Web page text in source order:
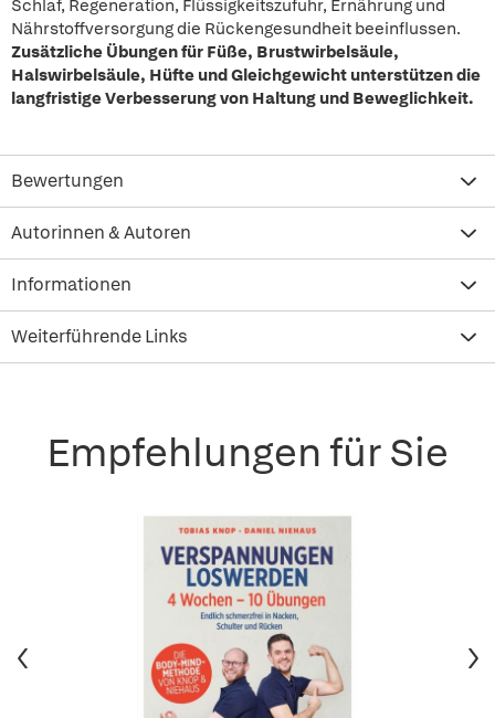
Schlaf, Regeneration, Flüssigkeitszufuhr, Ernährung und
Nährstoffversorgung die Rückengesundheit beeinflussen.
Zusätzliche Übungen für Füße, Brustwirbelsäule,
Halswirbelsäule, Hüfte und Gleichgewicht unterstützen die
langfristige Verbesserung von Haltung und Beweglichkeit.
Bewertungen
Autorinnen & Autoren
Informationen
Weiterführende Links
Empfehlungen für Sie